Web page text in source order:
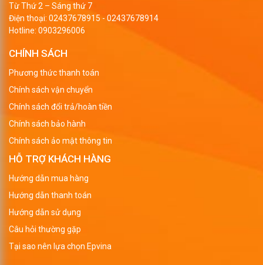
Từ Thứ 2 – Sáng thứ 7
Điện thoại: 02437678915 - 02437678914
Hotline: 0903296006
CHÍNH SÁCH
Phương thức thanh toán
Chính sách vận chuyển
Chính sách đổi trả/hoàn tiền
Chính sách bảo hành
Chính sách ảo mật thông tin
HỖ TRỢ KHÁCH HÀNG
Hướng dẫn mua hàng
Hướng dẫn thanh toán
Hướng dẫn sử dụng
Câu hỏi thường gặp
Tại sao nên lựa chọn Epvina